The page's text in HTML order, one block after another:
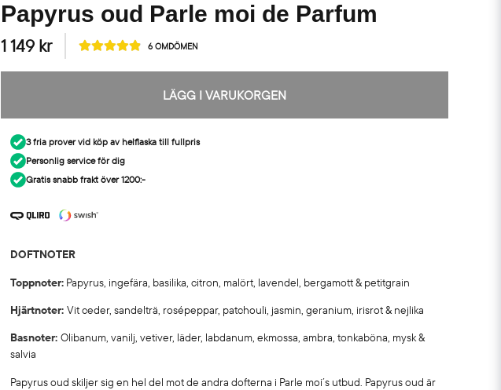
Papyrus oud Parle moi de Parfum
1 149 kr 6 OMDÖMEN
LÄGG I VARUKORGEN
3 fria prover vid köp av helflaska till fullpris
Personlig service för dig
Gratis snabb frakt över 1200:-
DOFTNOTER
Toppnoter: Papyrus, ingefära, basilika, citron, malört, lavendel, bergamott & petitgrain
Hjärtnoter:Vit ceder, sandelträ, rosépeppar, patchouli, jasmin, geranium, irisrot & nejlika
Basnoter:Olibanum, vanilj, vetiver, läder, labdanum, ekmossa, ambra, tonkaböna, mysk &
salvia
Papyrus oud skiljer sig en hel del mot de andra dofterna i Parle moi´s utbud. Papyrus oud är